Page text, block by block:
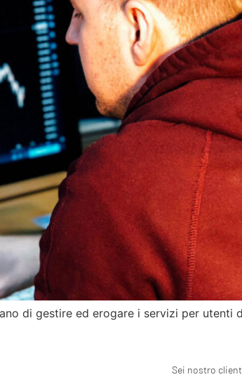
di gestire ed erogare i servizi per utenti
Sei nostro